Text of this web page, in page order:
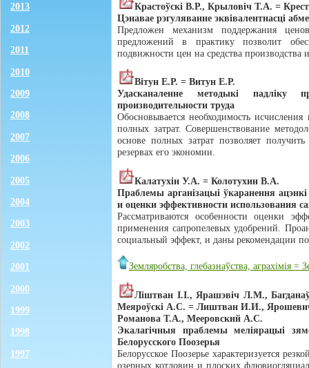
2013
2012
2011
2010
2009
2008
2007
2006
2005
2004
2003
2002
2001
2000
1999
1998
1997
Крастоўскi В.Р., Крыловiч Т.А. =
Цэнавае рэгуляванне эквiвалентнасцi
Предложен механизм поддержания
предложений в практику позволит
подвижности цен на средства производства
Вiтун Е.Р. = Витун Е.Р.
Удасканаленне методыкi падлiку
производительности труда
Обосновывается необходимость
полных затрат. Совершенствование
основе полных затрат позволяет
резервах его экономии.
Калатухiн У.А. = Колотухин В.А.
Праблемы арганiзацыi ўкаранення
и оценки эффективности использования
Рассматриваются особенности оценки
применения сапропелевых удобрений.
социальный эффект, и даны рекомендации
Земляробства, глебазнаўства, аграхімія
Лiштван І.І., Ярашэвiч Л.М.,
Меяроўскi А.С. = Лиштван И.И.,
Романова Т.А., Мееровский А.С.
Экалагiчныя праблемы мелiярацыi
Белорусского Поозерья
Белорусское Поозерье характеризуется
озерных котловин и плоских